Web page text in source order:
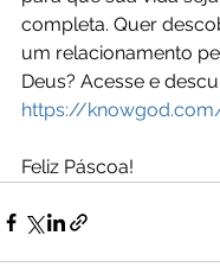
completa. Quer
um relacionamento
Deus? Acesse e
https://
Feliz Páscoa!